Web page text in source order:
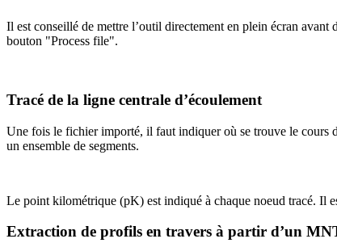
Il est conseillé de mettre l’outil directement en plein écran
bouton "Process file".
Tracé de la ligne centrale d’écoulement
Une fois le fichier importé, il faut indiquer où se trouve le cours
un ensemble de segments.
Le point kilométrique (pK) est indiqué à chaque noeud tracé. Il
Extraction de profils en travers à partir d’un